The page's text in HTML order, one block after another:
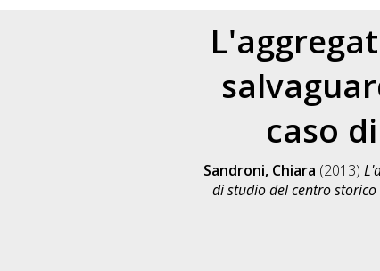
caso
Sandroni, Chiara (2013)
di studio del centro storico